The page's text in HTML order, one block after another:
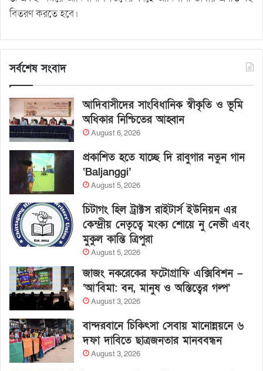
বিতরণ করতে হবে।
সর্বশেষ সংবাদ
আদিবাসীদের সাংবিধানিক স্বীকৃতি ও ভূমি
অধিকার নিশ্চিতের আহ্বান
August 6, 2026
প্রকাশিত হতে যাচ্ছে দি রাবুগার নতুন গান
‘Baljanggi’
August 5, 2026
চিটাগং হিল ট্রাক্টস রাইটার্স ইউনিয়ন এর
কেন্দ্রীয় নেতৃত্বে মংক্য শোয়ে নু নেভী এবং
মুকুল কান্তি ত্রিপুরা
August 5, 2026
জাজং নকরেকের ফটোগ্রাফি এক্সিবিশন –
‘আ’বিমা: বন, মানুষ ও অস্তিত্বের গল্প’
August 3, 2026
বান্দরবানে চিকিৎসা সেবায় মানোন্নয়নে ৬
দফা দাবিতে ছাত্রজনতার মানববন্ধন
August 3, 2026